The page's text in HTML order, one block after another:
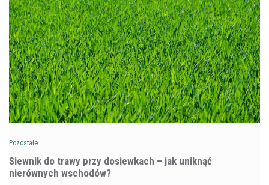
Pozostałe
Siewnik do trawy przy dosiewkach – jak uniknąć
nierównych wschodów?